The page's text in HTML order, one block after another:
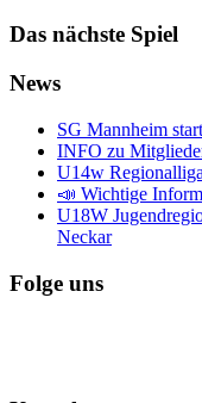
Das nächste Spiel
News
SG Mannheim
INFO zu
U14w
📣 Wichtige
U18W
Neckar
Folge uns